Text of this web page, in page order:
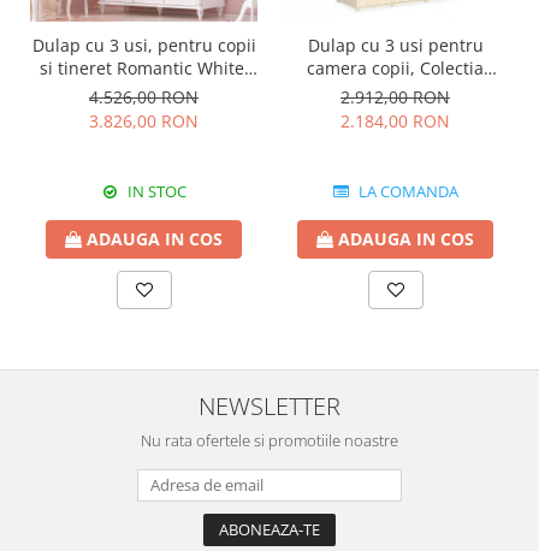
Dulap cu 3 usi, pentru copii
si tineret Romantic White,
140x58x203 cm
4.526,00 RON
3.826,00 RON
IN STOC
ADAUGA IN COS
Dulap cu 3 usi pentru
camera copii, Colectia
Montessori
2.912,00 RON
2.184,00 RON
LA COMANDA
ADAUGA IN COS
NEWSLETTER
Nu rata ofertele si promotiile noastre